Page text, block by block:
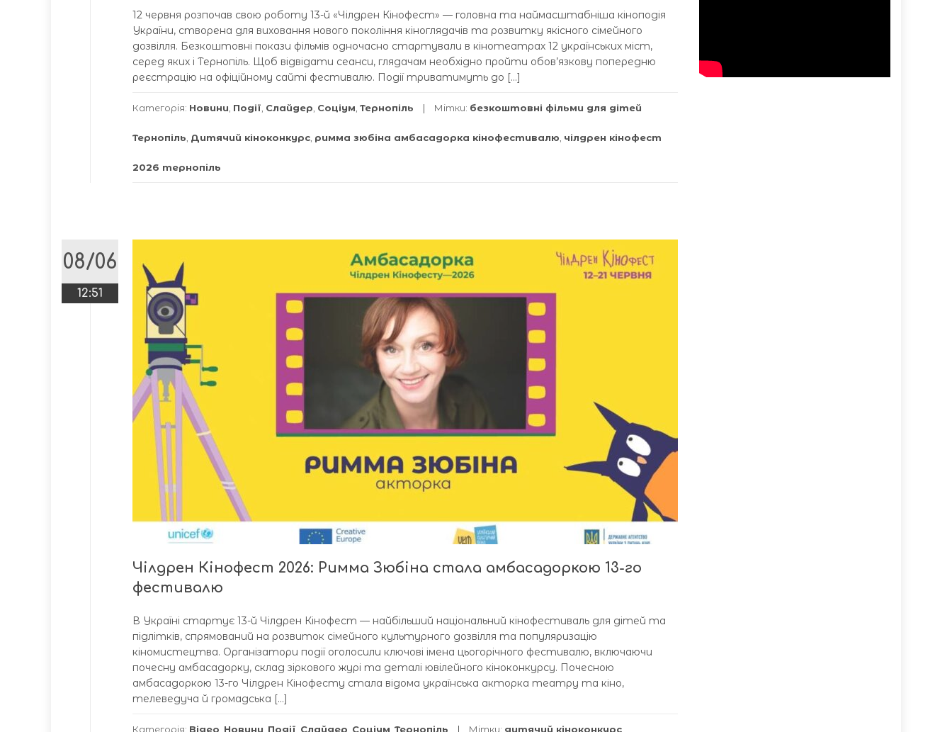
12 червня розпочав свою роботу 13-й «Чілдрен Кінофест» — головна та наймасштабніша кіноподія
України, створена для виховання нового покоління кіноглядачів та розвитку якісного сімейного
дозвілля. Безкоштовні покази фільмів одночасно стартували в кінотеатрах 12 українських міст,
серед яких і Тернопіль. Щоб відвідати сеанси, глядачам необхідно пройти обов’язкову попередню
реєстрацію на офіційному сайті фестивалю. Події триватимуть до […]
Категорія: Новини Події Слайдер Соціум Тернопіль Мітки: безкоштовні фільми для дітей
Тернопіль Дитячий кіноконкурс римма зюбіна амбасадорка кінофестивалю чілдрен кінофест
2026 тернопіль
08/06
12:51
Чілдрен Кінофест 2026: Римма Зюбіна стала амбасадоркою 13-го
фестивалю
В Україні стартує 13-й Чілдрен Кінофест — найбільший національний кінофестиваль для дітей та
підлітків, спрямований на розвиток сімейного культурного дозвілля та популяризацію
кіномистецтва. Організатори події оголосили ключові імена цьогорічного фестивалю, включаючи
почесну амбасадорку, склад зіркового журі та деталі ювілейного кіноконкурсу. Почесною
амбасадоркою 13-го Чілдрен Кінофесту стала відома українська акторка театру та кіно,
телеведуча й громадська […]
Категорія: Відео Новини Події Слайдер Соціум Тернопіль Мітки: дитячий кіноконкурс